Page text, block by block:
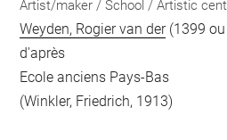
Artist/maker / School / Artistic
Weyden, Rogier van der(1399 ou
d'après
Ecole anciens Pays-Bas
(Winkler, Friedrich, 1913)